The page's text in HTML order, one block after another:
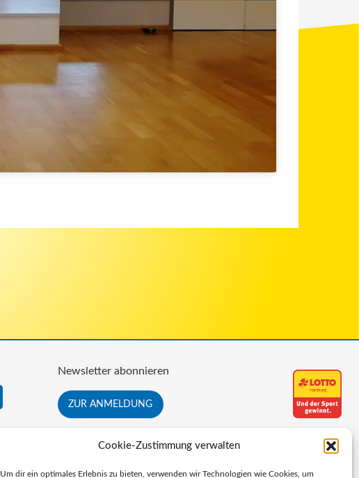
Cookie-Zustimmung verwalten
Um dir ein optimales Erlebnis zu bieten, verwenden wir Technologien wie Cookies, um
Newsletter abonnieren
ZUR ANMELDUNG